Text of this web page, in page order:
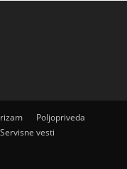
Poljopriveda
Servisne vesti